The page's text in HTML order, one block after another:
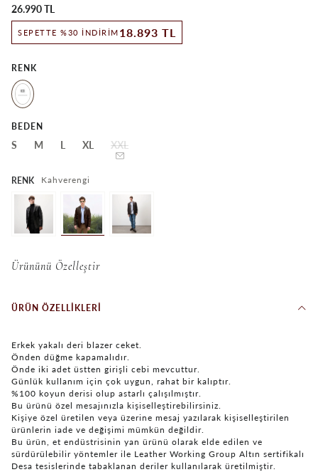
26.990 TL
SEPETTE %30 İNDIRIM 18.893 TL
RENK
BEDEN
S M L XL XXL
RENK Kahverengi
Ürününü Özelleştir
ÜRÜN ÖZELLIKLERI
Erkek yakalı deri blazer ceket.
Önden düğme kapamalıdır.
Önde iki adet üstten girişli cebi mevcuttur.
Günlük kullanım için çok uygun, rahat bir kalıptır.
%100 koyun derisi olup astarlı çalışılmıştır.
Bu ürünü özel mesajınızla kişiselleştirebilirsiniz.
Kişiye özel üretilen veya üzerine mesaj yazılarak kişiselleştirilen
ürünlerin iade ve değişimi mümkün değildir.
Bu ürün, et endüstrisinin yan ürünü olarak elde edilen ve
sürdürülebilir yöntemler ile Leather Working Group Altın sertifikalı
Desa tesislerinde tabaklanan deriler kullanılarak üretilmiştir.